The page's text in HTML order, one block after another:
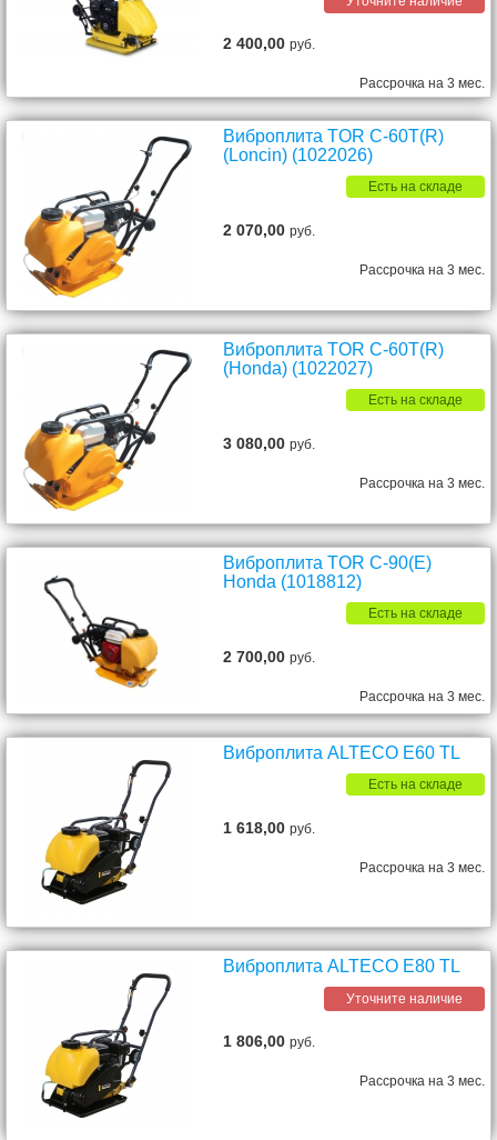
2 400,00руб.
Рассрочка на 3 мес.
Виброплита TOR C-60T(R)
(Loncin) (1022026)
Есть на складе
2 070,00руб.
Рассрочка на 3 мес.
Виброплита TOR C-60T(R)
(Honda) (1022027)
Есть на складе
3 080,00руб.
Рассрочка на 3 мес.
Виброплита TOR C-90(E)
Honda (1018812)
Есть на складе
2 700,00руб.
Рассрочка на 3 мес.
Виброплита ALTECO E60 TL
Есть на складе
1 618,00руб.
Рассрочка на 3 мес.
Виброплита ALTECO E80 TL
Уточните наличие
1 806,00руб.
Рассрочка на 3 мес.